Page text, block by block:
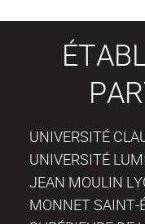
UNIVERSITÉ
UNIVERSITÉ
JEAN MOULIN
MONNET SAINT-